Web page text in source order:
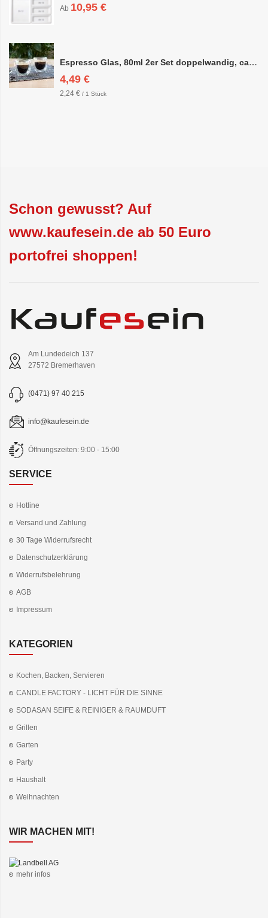
Ab 10,95 €
Espresso Glas, 80ml 2er Set doppelwandig, ca. 6,3 x 6,4cm
4,49 €
2,24 € / 1 Stück
Schon gewusst? Auf
www.kaufesein.de ab 50 Euro
portofrei shoppen!
Am Lundedeich 137
27572 Bremerhaven
(0471) 97 40 215
info@kaufesein.de
Öffnungszeiten: 9:00 - 15:00
SERVICE
Hotline
Versand und Zahlung
30 Tage Widerrufsrecht
Datenschutzerklärung
Widerrufsbelehrung
AGB
Impressum
KATEGORIEN
Kochen, Backen, Servieren
CANDLE FACTORY - LICHT FÜR DIE SINNE
SODASAN SEIFE & REINIGER & RAUMDUFT
Grillen
Garten
Party
Haushalt
Weihnachten
WIR MACHEN MIT!
mehr infos